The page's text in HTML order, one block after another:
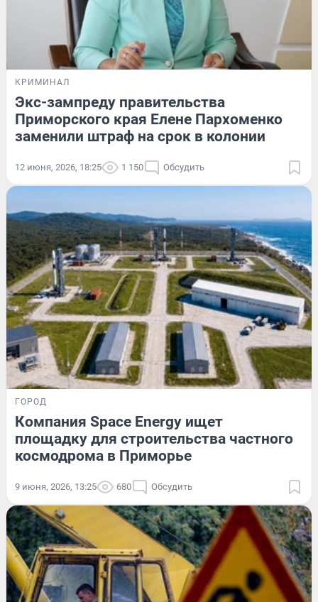
КРИМИНАЛ
Экс-зампреду правительства
Приморского края Елене Пархоменко
заменили штраф на срок в колонии
12 июня, 2026, 18:25 1 150 Обсудить
ГОРОД
Компания Space Energy ищет
площадку для строительства частного
космодрома в Приморье
9 июня, 2026, 13:25 680 Обсудить